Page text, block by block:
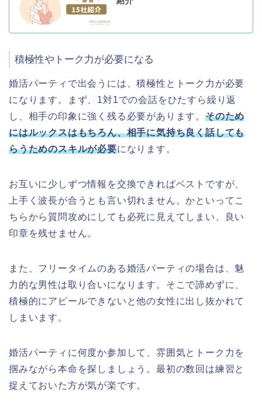
積極性やトーク力が必要になる
婚活パーティで出会うには、積極性とトーク力が必要
になります。まず、1対1での会話をひたすら繰り返
し、相手の印象に強く残る必要があります。 そのため
にはルックスはもちろん、相手に気持ち良く話しても
らうためのスキルが必要になります。
お互いに少しずつ情報を交換できればベストですが、
上手く波長が合うとも言い切れません。かといってこ
ちらから質問攻めにしても必死に見えてしまい、良い
印章を残せません。
また、フリータイムのある婚活パーティの場合は、魅
力的な男性は取り合いになります。そこで諦めずに、
積極的にアピールできないと他の女性に出し抜かれて
しまいます。
婚活パーティに何度か参加して、雰囲気とトーク力を
掴みながら本命を探しましょう。最初の数回は練習と
捉えておいた方が気が楽です。